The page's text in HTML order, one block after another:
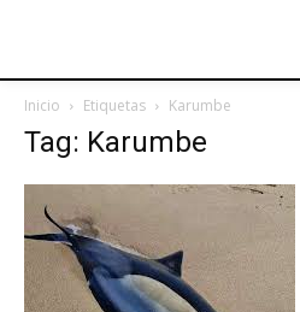
Inicio Etiquetas Karumbe
Tag: Karumbe